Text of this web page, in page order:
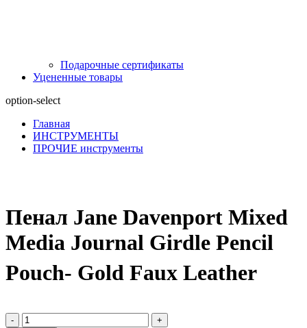
Подарочные сертификаты
Уцененные товары
option-select
Главная
ИНСТРУМЕНТЫ
ПРОЧИЕ инструменты
Пенал Jane Davenport Mixed
Media Journal Girdle Pencil
Pouch- Gold Faux Leather
-
+